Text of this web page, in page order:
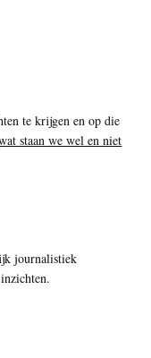
te krijgen en op die
staan we wel en niet
journalistiek